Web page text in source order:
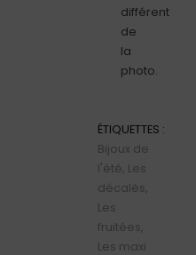
différent
de
la
photo.
ÉTIQUETTES :
Bijoux de
l'été Les
décalés
Les
fruitées
Les maxi